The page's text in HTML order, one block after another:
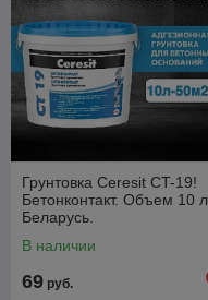
Грунтовка Ceresit CT-19!
Бетонконтакт. Объем 10 л.
Беларусь.
В наличии
69 руб.